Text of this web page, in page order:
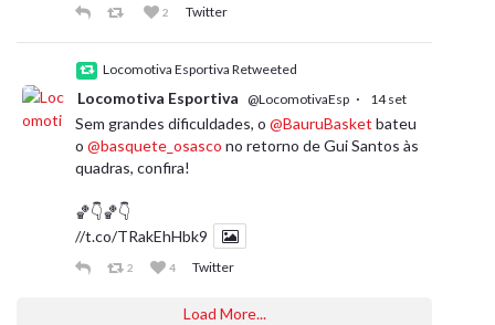
2 Twitter
Locomotiva Esportiva Retweeted
Locomotiva Esportiva @LocomotivaEsp · 14 set
Sem grandes dificuldades, o @BauruBasket bateu
o @basquete_osasco no retorno de Gui Santos às
quadras, confira!
🏀👇🏀👇
//t.co/TRakEhHbk9
2 4 Twitter
Load More...